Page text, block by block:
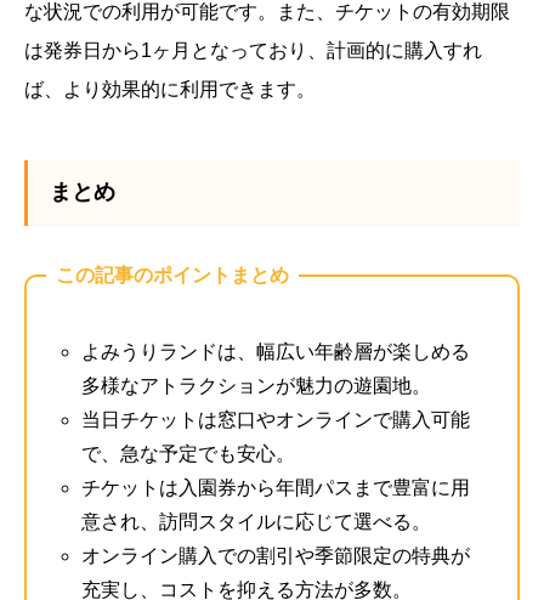
な状況での利用が可能です。また、チケットの有効期限
は発券日から1ヶ月となっており、計画的に購入すれ
ば、より効果的に利用できます。
まとめ
この記事のポイントまとめ
よみうりランドは、幅広い年齢層が楽しめる
多様なアトラクションが魅力の遊園地。
当日チケットは窓口やオンラインで購入可能
で、急な予定でも安心。
チケットは入園券から年間パスまで豊富に用
意され、訪問スタイルに応じて選べる。
オンライン購入での割引や季節限定の特典が
充実し、コストを抑える方法が多数。